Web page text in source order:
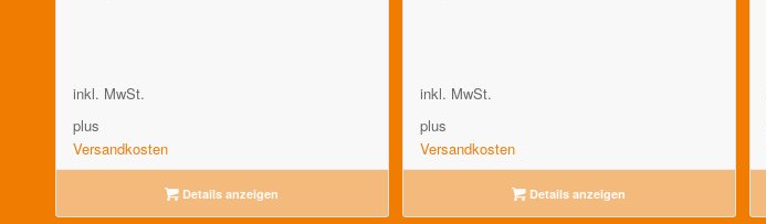
inkl. MwSt.
plus
Versandkosten
Details anzeigen
inkl. MwSt.
plus
Versandkosten
Details anzeigen